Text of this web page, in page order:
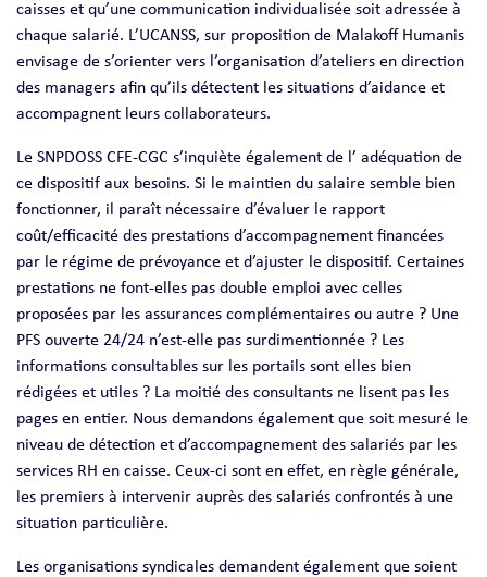
caisses et qu’une communication individualisée soit adressée à
chaque salarié. L’UCANSS, sur proposition de Malakoff Humanis
envisage de s’orienter vers l’organisation d’ateliers en direction
des managers afin qu’ils détectent les situations d’aidance et
accompagnent leurs collaborateurs.
Le SNPDOSS CFE-CGC s’inquiète également de l’ adéquation de
ce dispositif aux besoins. Si le maintien du salaire semble bien
fonctionner, il paraît nécessaire d’évaluer le rapport
coût/efficacité des prestations d’accompagnement financées
par le régime de prévoyance et d’ajuster le dispositif. Certaines
prestations ne font-elles pas double emploi avec celles
proposées par les assurances complémentaires ou autre ? Une
PFS ouverte 24/24 n’est-elle pas surdimentionnée ? Les
informations consultables sur les portails sont elles bien
rédigées et utiles ? La moitié des consultants ne lisent pas les
pages en entier. Nous demandons également que soit mesuré le
niveau de détection et d’accompagnement des salariés par les
services RH en caisse. Ceux-ci sont en effet, en règle générale,
les premiers à intervenir auprès des salariés confrontés à une
situation particulière.
Les organisations syndicales demandent également que soient